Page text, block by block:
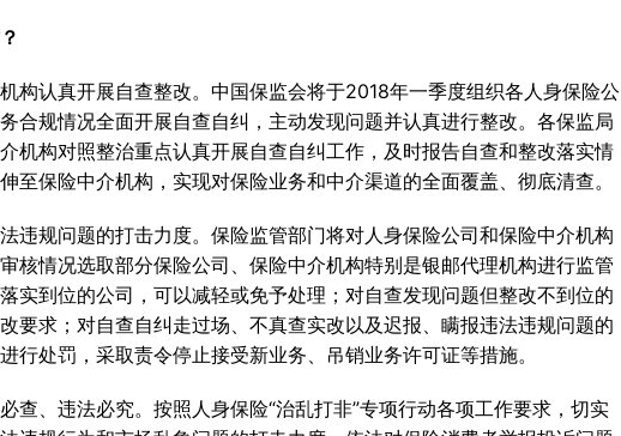
构认真开展自查整改。中国保监会将于2018年一季度组织各人身保险公
合规情况全面开展自查自纠，主动发现问题并认真进行整改。各保监局
机构对照整治重点认真开展自查自纠工作，及时报告自查和整改落实情
至保险中介机构，实现对保险业务和中介渠道的全面覆盖、彻底清查。
违规问题的打击力度。保险监管部门将对人身保险公司和保险中介机构
核情况选取部分保险公司、保险中介机构特别是银邮代理机构进行监管
实到位的公司，可以减轻或免予处理；对自查发现问题但整改不到位的
要求；对自查自纠走过场、不真查实改以及迟报、瞒报违法违规问题的
行处罚，采取责令停止接受新业务、吊销业务许可证等措施。
查、违法必究。按照人身保险“治乱打非”专项行动各项工作要求，切实